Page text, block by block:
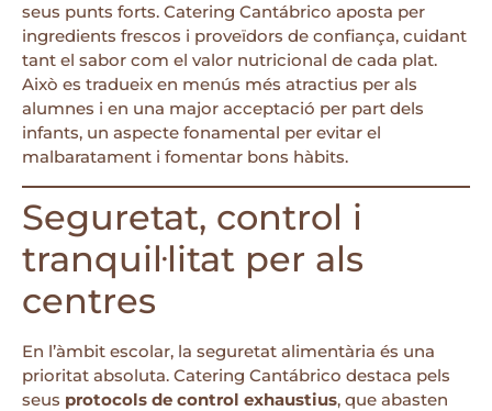
seus punts forts. Catering Cantábrico aposta per
ingredients frescos i proveïdors de confiança, cuidant
tant el sabor com el valor nutricional de cada plat.
Això es tradueix en menús més atractius per als
alumnes i en una major acceptació per part dels
infants, un aspecte fonamental per evitar el
malbaratament i fomentar bons hàbits.
Seguretat, control i
tranquil·litat per als
centres
En l’àmbit escolar, la seguretat alimentària és una
prioritat absoluta. Catering Cantábrico destaca pels
seus protocols de control exhaustius, que abasten